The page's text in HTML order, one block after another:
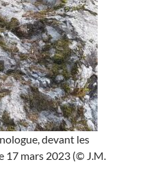
devant les
17 mars 2023 (© J.M.